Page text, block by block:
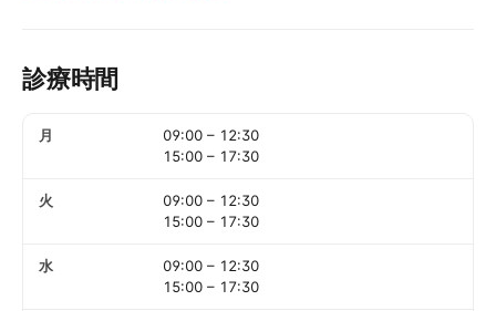
診療時間
月 09:00 – 12:30
15:00 – 17:30
火 09:00 – 12:30
15:00 – 17:30
水 09:00 – 12:30
15:00 – 17:30